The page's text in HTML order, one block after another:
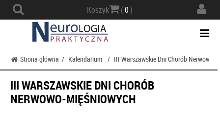
Koszyk (0)
Strona główna / Kalendarium / III Warszawskie Dni Chorób Nerwowo-
III WARSZAWSKIE DNI CHORÓB
NERWOWO-MIĘŚNIOWYCH